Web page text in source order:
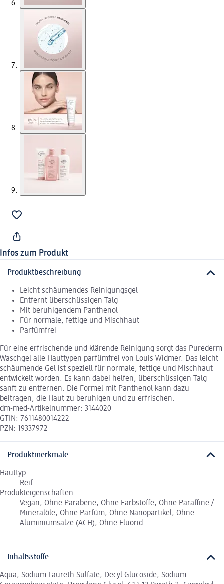
Infos zum Produkt
Produktbeschreibung
Leicht schäumendes Reinigungsgel
Entfernt überschüssigen Talg
Mit beruhigendem Panthenol
Für normale, fettige und Mischhaut
Parfümfrei
Für eine erfrischende und klärende Reinigung sorgt das Purederm
Waschgel alle Hauttypen parfümfrei von Louis Widmer. Das leicht
schäumende Gel ist speziell für normale, fettige und Mischhaut
entwickelt worden. Es kann dabei helfen, überschüssigen Talg
sanft zu entfernen. Die Formel mit Panthenol kann dazu
beitragen, die Haut zu beruhigen und zu erfrischen.
dm-med-Artikelnummer: 3144020
GTIN: 7611480014222
PZN: 19337972
Produktmerkmale
Hauttyp:
Reif
Produkteigenschaften:
Vegan, Ohne Parabene, Ohne Farbstoffe, Ohne Paraffine /
Mineralöle, Ohne Parfüm, Ohne Nanopartikel, Ohne
Aluminiumsalze (ACH), Ohne Fluorid
Inhaltsstoffe
Aqua, Sodium Laureth Sulfate, Decyl Glucoside, Sodium